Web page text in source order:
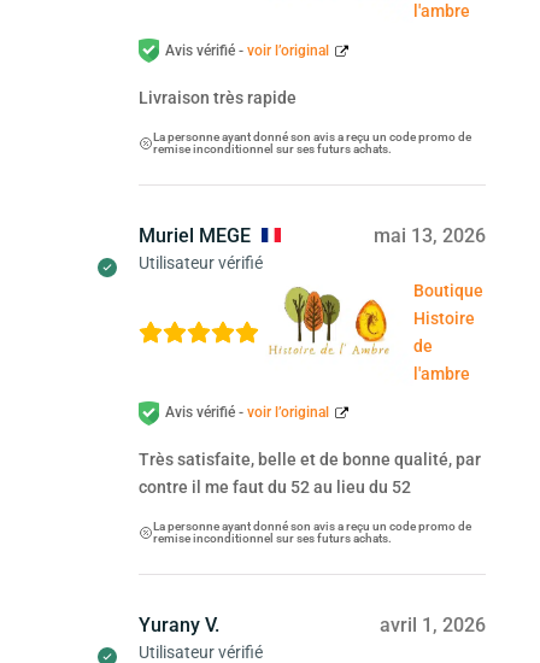
l'ambre
Avis vérifié - voir l’original
Livraison très rapide
La personne ayant donné son avis a reçu un code promo de
remise inconditionnel sur ses futurs achats.
Muriel MEGE
Utilisateur vérifié
mai 13, 2026
Boutique
Histoire
de
l'ambre
Avis vérifié - voir l’original
Très satisfaite, belle et de bonne qualité, par
contre il me faut du 52 au lieu du 52
La personne ayant donné son avis a reçu un code promo de
remise inconditionnel sur ses futurs achats.
Yurany V.
Utilisateur vérifié
avril 1, 2026